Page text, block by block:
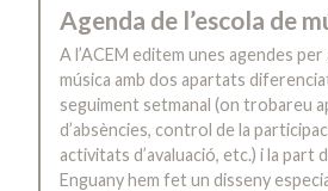
Agenda de l’escola de
A l’ACEM editem unes agendes
música amb dos apartats
seguiment setmanal (on trobareu
d’absències, control de la
activitats d’avaluació, etc.) i la part
Enguany hem fet un disseny